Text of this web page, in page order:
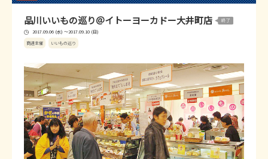
品川いいもの巡り＠イトーヨーカドー大井町店
2017.09.06 (水) ～2017.09.10 (日)
商連主催
いいもの巡り